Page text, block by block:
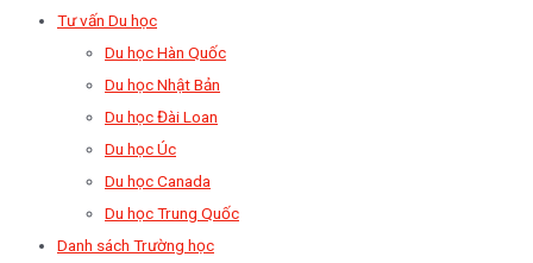
Tư vấn Du học
Du học Hàn Quốc
Du học Nhật Bản
Du học Đài Loan
Du học Úc
Du học Canada
Du học Trung Quốc
Danh sách Trường học